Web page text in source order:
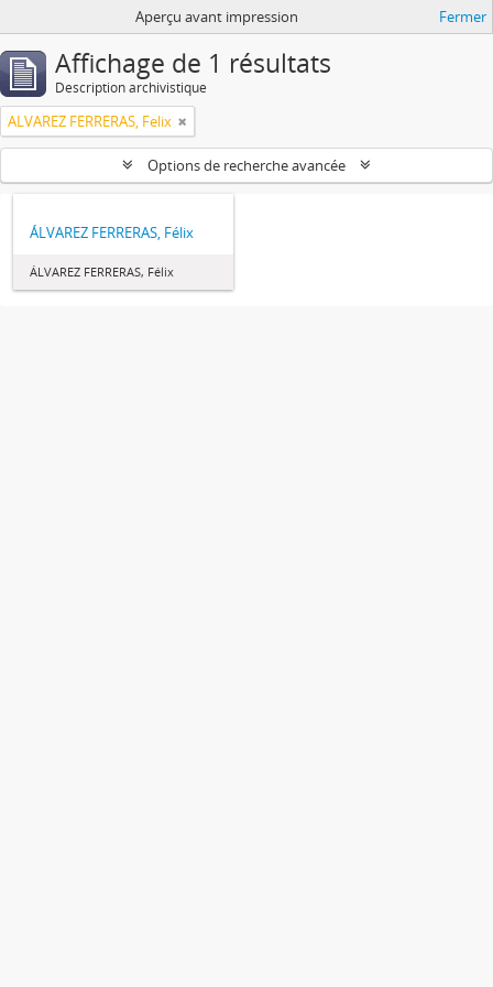
Aperçu avant impression Fermer
Affichage de 1 résultats
Description archivistique
ALVAREZ FERRERAS, Felix
Options de recherche avancée
ÁLVAREZ FERRERAS, Félix
ÁLVAREZ FERRERAS, Félix